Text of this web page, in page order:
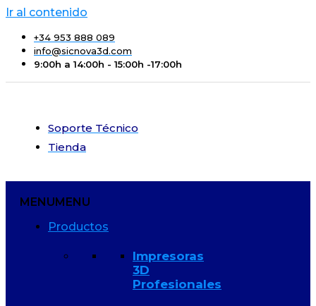
Ir al contenido
+34 953 888 089
info@sicnova3d.com
9:00h a 14:00h - 15:00h -17:00h
Soporte Técnico
Tienda
MENUMENU
Productos
Impresoras
3D
Profesionales